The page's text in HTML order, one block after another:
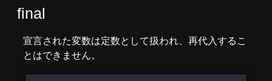
final
宣言された変数は定数として扱われ、再代入するこ
とはできません。